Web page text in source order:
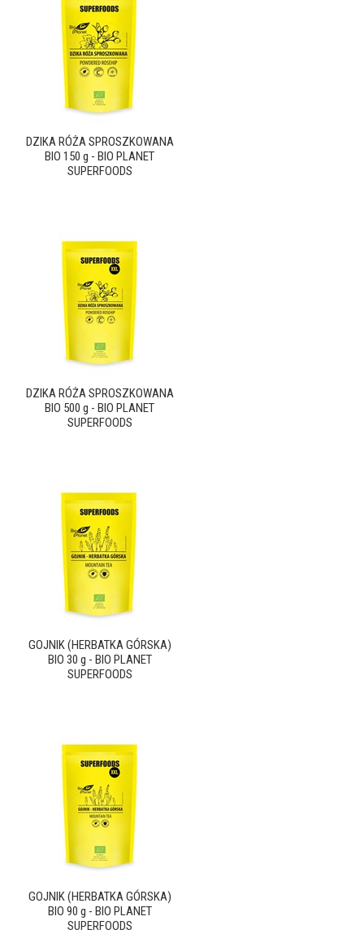
DZIKA RÓŻA SPROSZKOWANA
BIO 150 g - BIO PLANET
SUPERFOODS
DZIKA RÓŻA SPROSZKOWANA
BIO 500 g - BIO PLANET
SUPERFOODS
GOJNIK (HERBATKA GÓRSKA)
BIO 30 g - BIO PLANET
SUPERFOODS
GOJNIK (HERBATKA GÓRSKA)
BIO 90 g - BIO PLANET
SUPERFOODS